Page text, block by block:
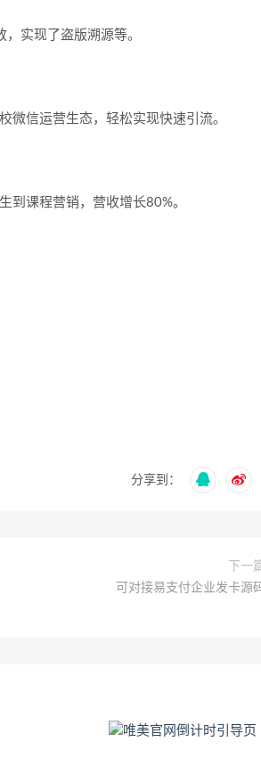
实现了盗版溯源等。
微信运营生态，轻松实现快速引流。
到课程营销，营收增长80%。
分享到：
下一
可对接易支付企业发卡源